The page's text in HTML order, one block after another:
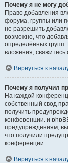
Почему я не могу
Право добавления
форума, группы или
не разрешить
возможно, что
определённых
вложения,
Вернуться к
Почему я получил
На каждой
собственный свод
получить
конференции, и
предупреждениям,
что получили
конференции.
Вернуться к